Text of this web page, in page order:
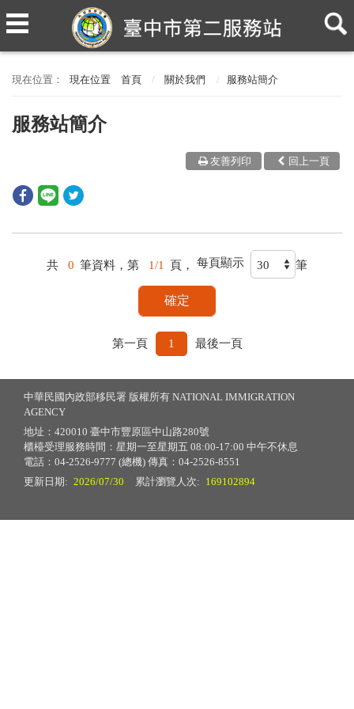
現在位置 首頁 關於我們 服務站簡介
服務站簡介
回上一頁
友善列印
共 0 筆資料，第 1/1 頁， 每頁顯示 筆
第一頁 1 最後一頁
中華民國內政部移民署 版權所有 NATIONAL IMMIGRATION
AGENCY
地址：420010 臺中市豐原區中山路280號
櫃檯受理服務時間：星期一至星期五 08:00-17:00 中午不休息
電話：04-2526-9777 (總機) 傳真：04-2526-8551
更新日期: 2026/07/30 累計瀏覽人次: 169102894